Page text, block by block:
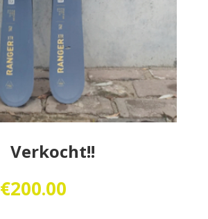
Verkocht!!
Oorspronkelijke
prijs
€200.00Huidige